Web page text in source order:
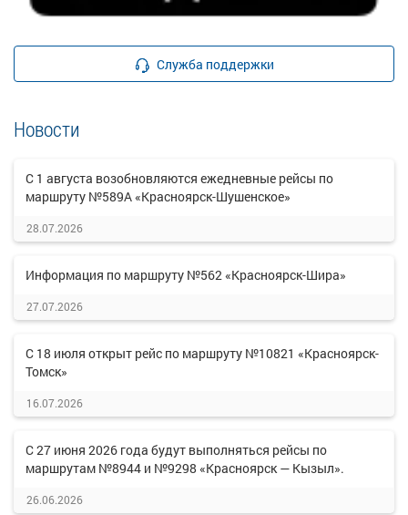
Служба поддержки
Новости
С 1 августа возобновляются ежедневные рейсы по
маршруту №589А «Красноярск-Шушенское»
28.07.2026
Информация по маршруту №562 «Красноярск-Шира»
27.07.2026
С 18 июля открыт рейс по маршруту №10821 «Красноярск-
Томск»
16.07.2026
С 27 июня 2026 года будут выполняться рейсы по
маршрутам №8944 и №9298 «Красноярск — Кызыл».
26.06.2026